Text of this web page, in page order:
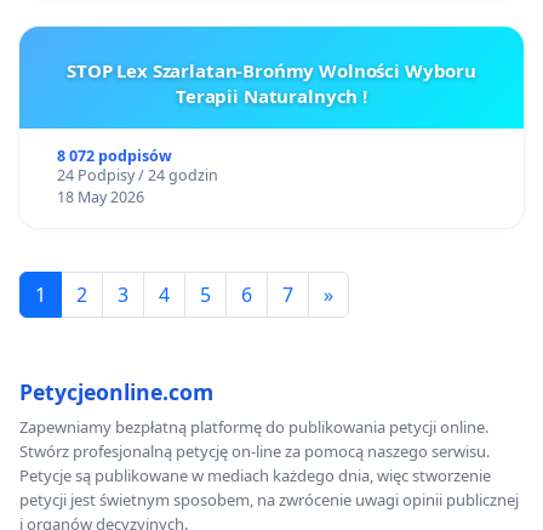
STOP Lex Szarlatan-Brońmy Wolności Wyboru
Terapii Naturalnych !
8 072 podpisów
24 Podpisy / 24 godzin
18 May 2026
1 2 3 4 5 6 7 »
Petycjeonline.com
Zapewniamy bezpłatną platformę do publikowania petycji online.
Stwórz profesjonalną petycję on-line za pomocą naszego serwisu.
Petycje są publikowane w mediach każdego dnia, więc stworzenie
petycji jest świetnym sposobem, na zwrócenie uwagi opinii publicznej
i organów decyzyjnych.